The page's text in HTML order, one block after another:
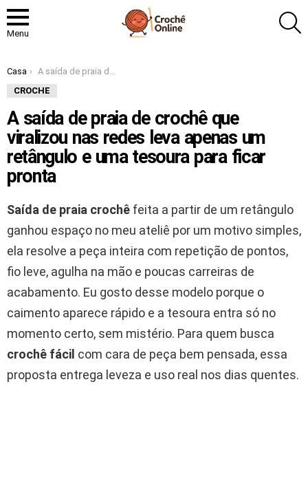
Menu
Você está aqui:
Casa
A saída de praia de crochê que viralizou nas redes leva apenas um retângulo e uma tesoura para ficar pronta
CROCHE
A saída de praia de crochê que
viralizou nas redes leva apenas um
retângulo e uma tesoura para ficar
pronta
Saída de praia crochê feita a partir de um retângulo
ganhou espaço no meu ateliê por um motivo simples,
ela resolve a peça inteira com repetição de pontos,
fio leve, agulha na mão e poucas carreiras de
acabamento. Eu gosto desse modelo porque o
caimento aparece rápido e a tesoura entra só no
momento certo, sem mistério. Para quem busca
crochê fácil com cara de peça bem pensada, essa
proposta entrega leveza e uso real nos dias quentes.